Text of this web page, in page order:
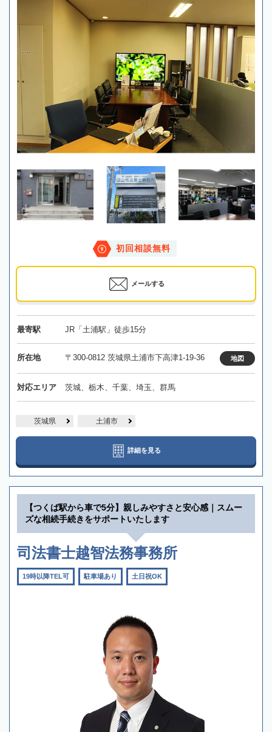
初回相談無料
メールする
最寄駅 JR「土浦駅」徒歩15分
所在地 〒300-0812 茨城県土浦市下高津1-19-36 地図
対応エリア 茨城、栃木、千葉、埼玉、群馬
茨城県 土浦市
詳細を見る
【つくば駅から車で5分】親しみやすさと安心感｜スムー
ズな相続手続きをサポートいたします
司法書士越智法務事務所
19時以降TEL可 駐車場あり 土日祝OK